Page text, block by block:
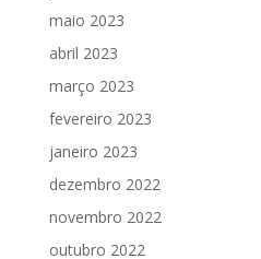
maio 2023
abril 2023
março 2023
fevereiro 2023
janeiro 2023
dezembro 2022
novembro 2022
outubro 2022